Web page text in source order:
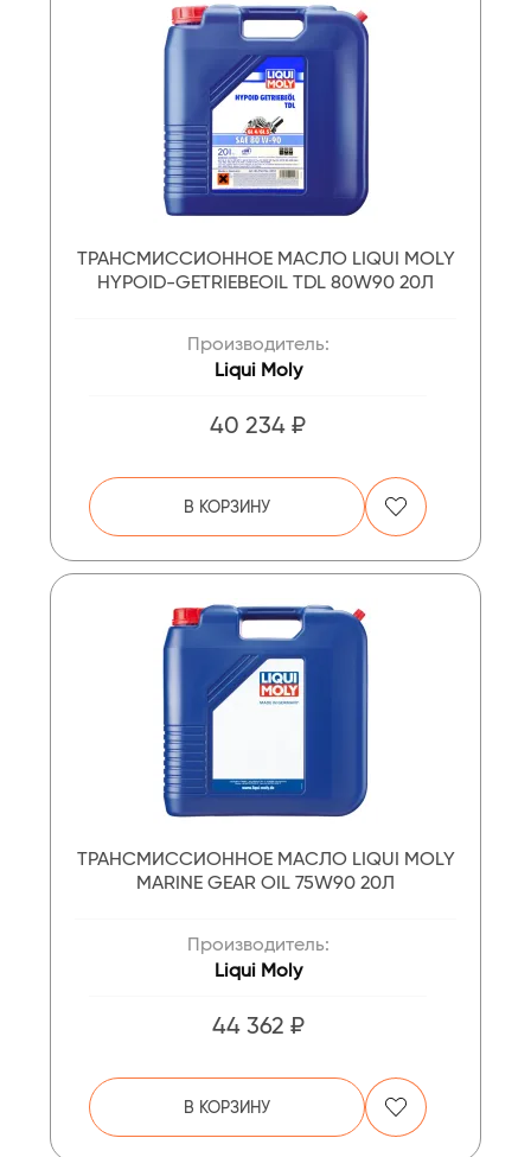
ТРАНСМИССИОННОЕ МАСЛО LIQUI MOLY
HYPOID-GETRIEBEOIL TDL 80W90 20Л
Производитель:
Liqui Moly
40 234 ₽
В КОРЗИНУ
ТРАНСМИССИОННОЕ МАСЛО LIQUI MOLY
MARINE GEAR OIL 75W90 20Л
Производитель:
Liqui Moly
44 362 ₽
В КОРЗИНУ